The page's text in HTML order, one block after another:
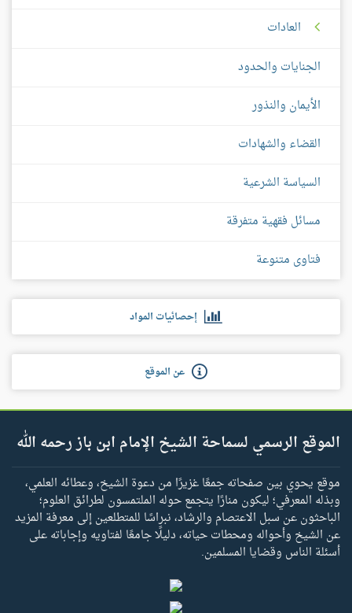
العادات
الجنايات والحدود
الأيمان والنذور
القضاء والشهادات
السياسة الشرعية
مسائل فقهية متفرقة
فتاوى متنوعة
إحصائيات المواد
عن الموقع
الموقع الرسمي لسماحة الشيخ الإمام ابن باز رحمه الله
موقع يحوي بين صفحاته جمعًا غزيرًا من دعوة الشيخ، وعطائه العلمي،
وبذله المعرفي؛ ليكون منارًا يتجمع حوله الملتمسون لطرائق العلوم؛
الباحثون عن سبل الاعتصام والرشاد، نبراسًا للمتطلعين إلى معرفة المزيد
عن الشيخ وأحواله ومحطات حياته، دليلًا جامعًا لفتاويه وإجاباته على
أسئلة الناس وقضايا المسلمين.